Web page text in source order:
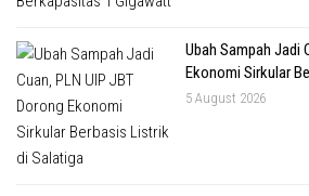
Ubah Sampah Jadi
Ekonomi Sirkular
5 August 2026